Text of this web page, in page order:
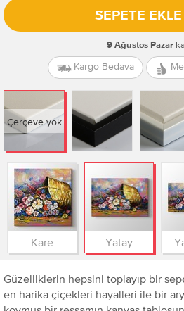
SEPETE EKLE
9 Ağustos Pazar
Kargo Bedava
Çerçeve yok
Kare Yatay
Güzelliklerin hepsini toplayıp bir
en harika çiçekleri hayalleri ile bir